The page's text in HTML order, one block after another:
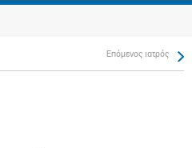
Επόμενος ιατρός